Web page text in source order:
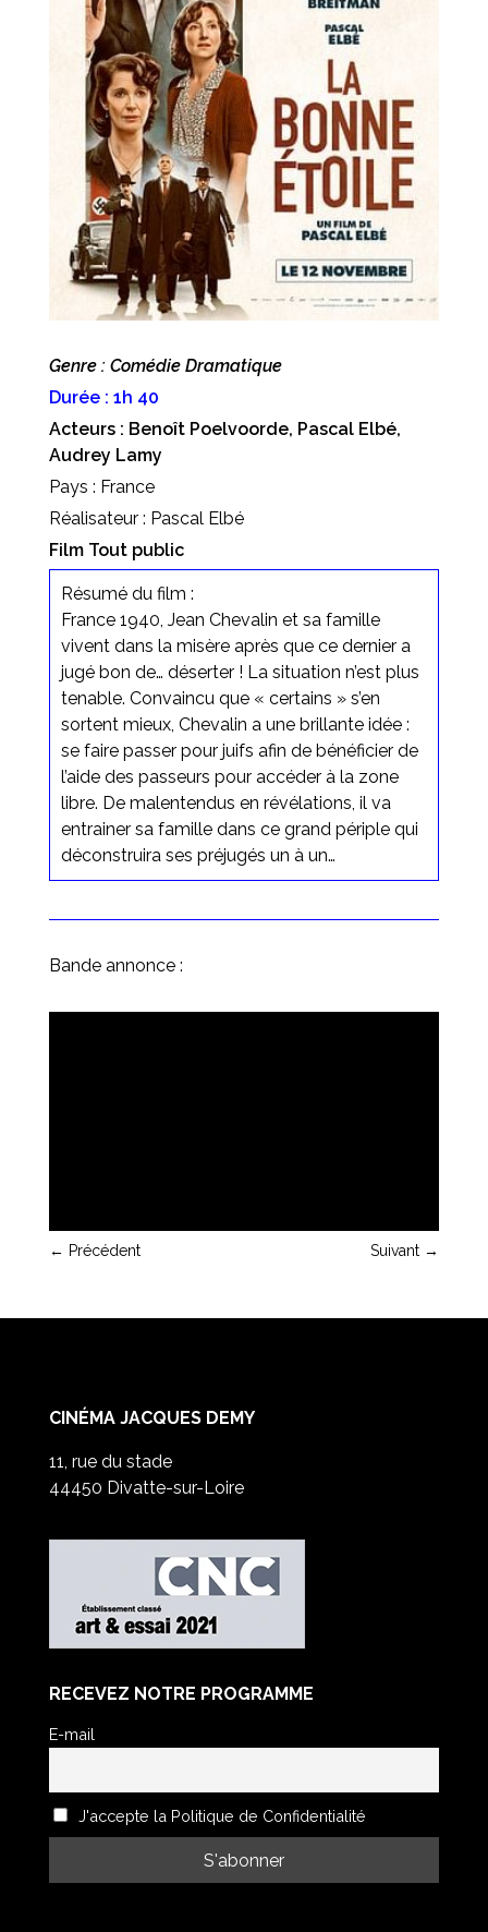
Genre : Comédie Dramatique
Durée : 1h 40
Acteurs : Benoît Poelvoorde, Pascal Elbé,
Audrey Lamy
Pays : France
Réalisateur : Pascal Elbé
Film Tout public
Résumé du film :
France 1940, Jean Chevalin et sa famille
vivent dans la misère après que ce dernier a
jugé bon de… déserter ! La situation n’est plus
tenable. Convaincu que « certains » s’en
sortent mieux, Chevalin a une brillante idée :
se faire passer pour juifs afin de bénéficier de
l’aide des passeurs pour accéder à la zone
libre. De malentendus en révélations, il va
entrainer sa famille dans ce grand périple qui
déconstruira ses préjugés un à un…
Bande annonce :
← Précédent Suivant →
CINÉMA JACQUES DEMY
11, rue du stade
44450 Divatte-sur-Loire
RECEVEZ NOTRE PROGRAMME
E-mail
J'accepte la Politique de Confidentialité